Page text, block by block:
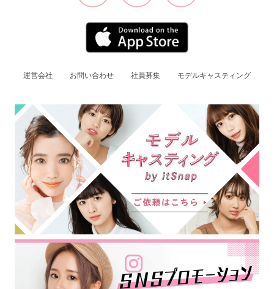
運営会社 お問い合わせ 社員募集 モデルキャスティング